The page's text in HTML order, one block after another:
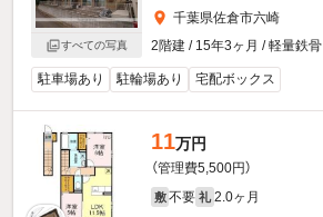
すべての写真
千葉県佐倉市六崎
2階建 / 15年3ヶ月 / 軽量鉄骨
駐車場あり 駐輪場あり 宅配ボックス
11万円
（管理費5,500円）
敷 不要 礼 2.0ヶ月